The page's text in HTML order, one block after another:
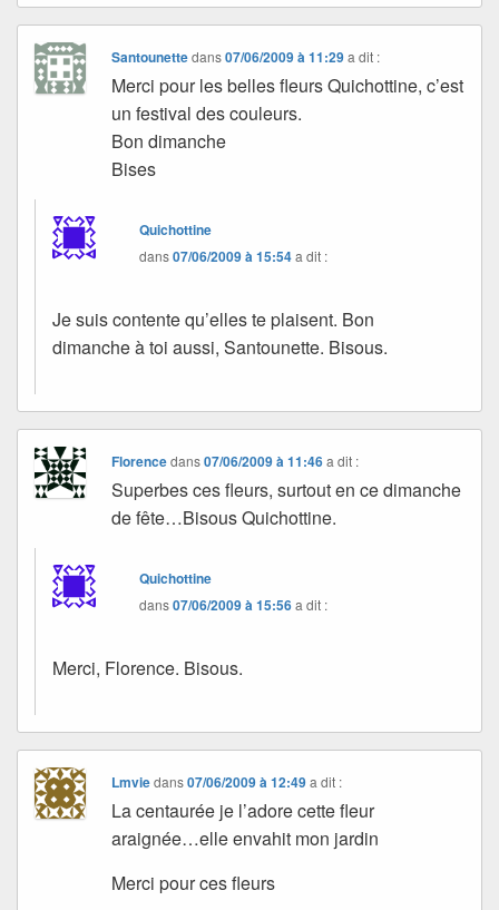
Santounettedans07/06/2009 à 11:29 a dit :
Merci pour les belles fleurs Quichottine, c’est
un festival des couleurs.
Bon dimanche
Bises
Quichottine
dans07/06/2009 à 15:54a dit :
Je suis contente qu’elles te plaisent. Bon
dimanche à toi aussi, Santounette. Bisous.
Florencedans07/06/2009 à 11:46 a dit :
Superbes ces fleurs, surtout en ce dimanche
de fête…Bisous Quichottine.
Quichottine
dans07/06/2009 à 15:56a dit :
Merci, Florence. Bisous.
Lmviedans07/06/2009 à 12:49 a dit :
La centaurée je l’adore cette fleur
araignée…elle envahit mon jardin
Merci pour ces fleurs